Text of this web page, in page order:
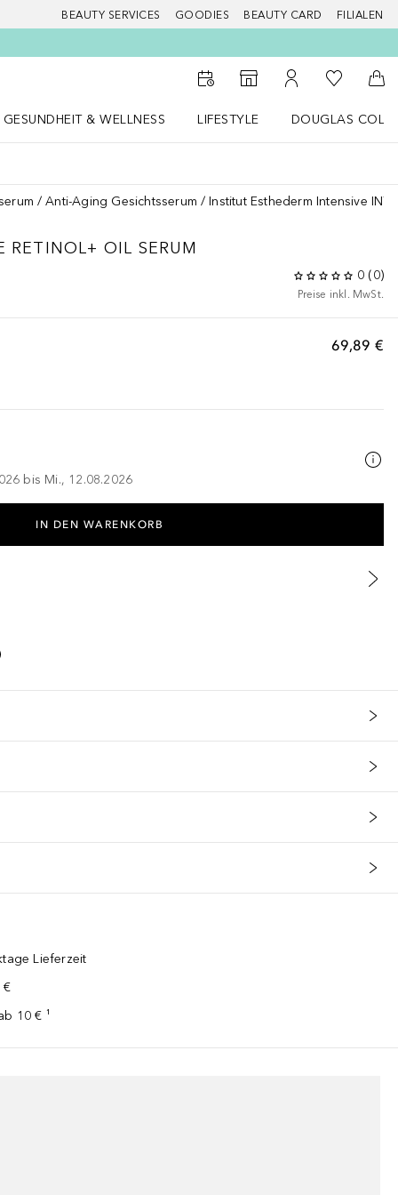
BEAUTY SERVICES GOODIES BEAUTY CARD FILIALEN
Zum Storefinder
Zu Meinem
Zu Meiner
GESUNDHEIT & WELLNESS
LIFESTYLE
DOUGLAS
Anti-Aging Gesichtsserum Institut Esthederm Intensive
RETINOL+ OIL SERUM
0 (0)
Preise inkl. MwSt.
69,89 €
bis Mi., 12.08.2026
IN DEN WARENKORB
Lieferzeit
€
10 € ¹